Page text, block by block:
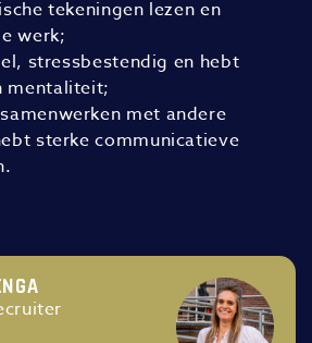
tekeningen lezen en
werk;
stressbestendig en hebt
mentaliteit;
met andere
sterke communicatieve